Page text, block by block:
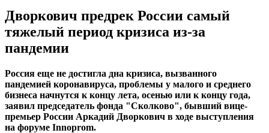
Дворкович предрек России самый
тяжелый период кризиса из-за
пандемии
Россия еще не достигла дна кризиса, вызванного
пандемией коронавируса, проблемы у малого и среднего
бизнеса начнутся к концу лета, осенью или к концу года,
заявил председатель фонда "Сколково", бывший вице-
премьер России Аркадий Дворкович в ходе выступления
на форуме Innoprom.